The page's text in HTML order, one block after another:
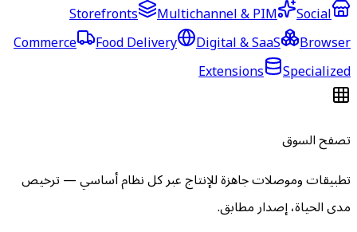
Storefronts
Multichannel & PIM
Social
Commerce
Food Delivery Digital & SaaS
Browser
Extensions
Specialized
تصفح السوق
تطبيقات وموصلات جاهزة للإنتاج عبر كل نظام أساسي — ترخيص
مدى الحياة، إصدار مطابق.